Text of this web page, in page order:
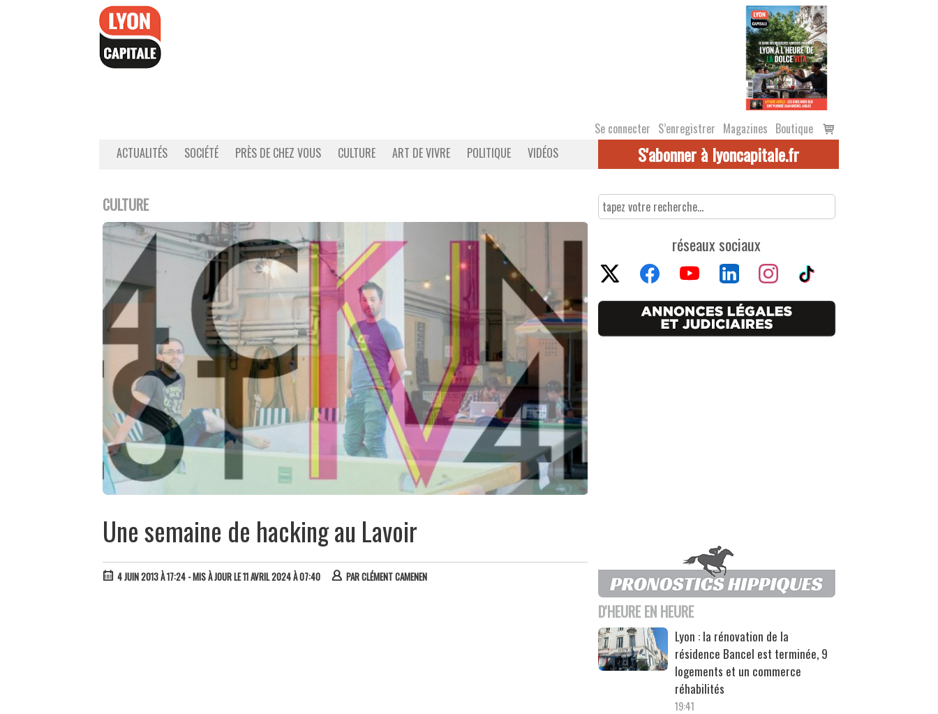
Se connecter S’enregistrer Magazines Boutique
Voir
le
ACTUALITÉS SOCIÉTÉ PRÈS DE CHEZ VOUS CULTURE ART DE VIVRE POLITIQUE VIDÉOS S'abonner à lyoncapitale.fr
CULTURE
Une semaine de hacking au Lavoir
4 JUIN 2013 À 17:24 - MIS À JOUR LE 11 AVRIL 2024 À 07:40 PARCLÉMENT CAMENEN
réseaux sociaux
D'HEURE EN HEURE
Lyon : la rénovation de la
résidence Bancel est terminée, 9
logements et un commerce
réhabilités
19:41